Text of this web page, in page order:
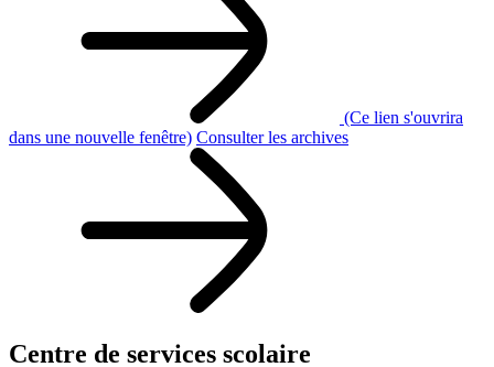
(Ce lien s'ouvrira
dans une nouvelle fenêtre) Consulter les archives
Centre de services scolaire